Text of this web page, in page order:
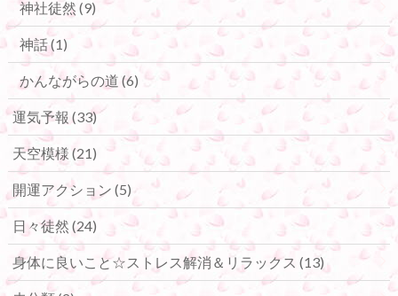
神社徒然 (9)
神話(1)
かんながらの道 (6)
運気予報 (33)
天空模様 (21)
開運アクション (5)
日々徒然 (24)
身体に良いこと☆ストレス解消＆リラックス (13)